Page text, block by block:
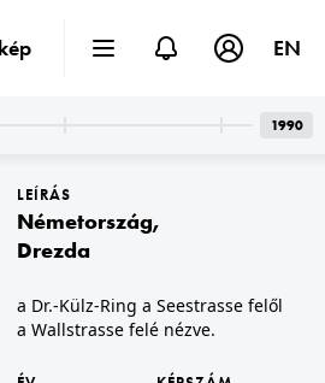
LEÍRÁS
Németország,
Drezda
a Dr.-Külz-Ring a Seestrasse felől
a Wallstrasse felé nézve.
EN
1990